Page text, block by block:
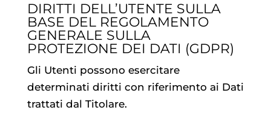
DIRITTI DELL’UTENTE SULLA
BASE DEL REGOLAMENTO
GENERALE SULLA
PROTEZIONE DEI DATI (GDPR)
Gli Utenti possono esercitare
determinati diritti con riferimento ai Dati
trattati dal Titolare.